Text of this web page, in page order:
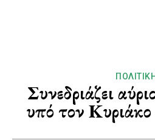
ΠΟΛΙΤΙΚΉ
Συνεδριάζει
υπό τον